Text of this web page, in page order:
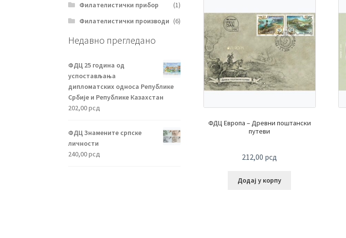
ФДЦ Европа – Древни поштански
путеви
212,00 рсд
Додај у корпу
Филателистички прибор
(1)
Филателистички производи (6)
Недавно прегледано
ФДЦ 25 година од
успостављања
дипломатских односа Републике
Србије и Републике Казахстан
202,00рсд
ФДЦ Знамените српске
личности
240,00рсд